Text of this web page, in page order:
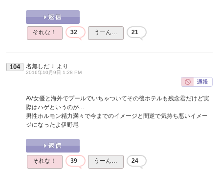
それな！ 32 うーん… 21
104 名無しだＪ より
2016年10月9日 1:28 PM
AV女優と海外でプールでいちゃついてその後ホテルも残念君だけど実
際はハゲというのが…
男性ホルモン精力満々で今までのイメージと間逆で気持ち悪いイメー
ジになったよ伊野尾
それな！ 39 うーん… 24